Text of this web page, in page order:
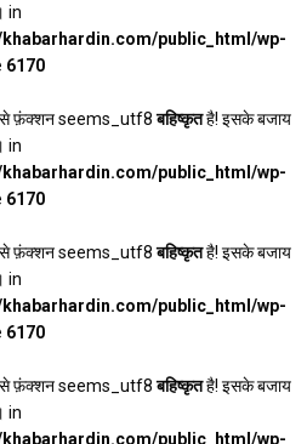
in
public_html/wp-
6170
से फ़ंक्शन seems_utf8बहिष्कृतहै! इसके बजाय
in
public_html/wp-
6170
से फ़ंक्शन seems_utf8बहिष्कृतहै! इसके बजाय
in
public_html/wp-
6170
से फ़ंक्शन seems_utf8बहिष्कृतहै! इसके बजाय
in
public_html/wp-